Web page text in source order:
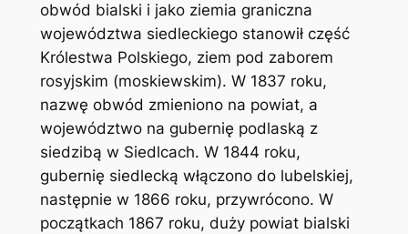
obwód bialski i jako ziemia graniczna
województwa siedleckiego stanowił część
Królestwa Polskiego, ziem pod zaborem
rosyjskim (moskiewskim). W 1837 roku,
nazwę obwód zmieniono na powiat, a
województwo na gubernię podlaską z
siedzibą w Siedlcach. W 1844 roku,
gubernię siedlecką włączono do lubelskiej,
następnie w 1866 roku, przywrócono. W
początkach 1867 roku, duży powiat bialski